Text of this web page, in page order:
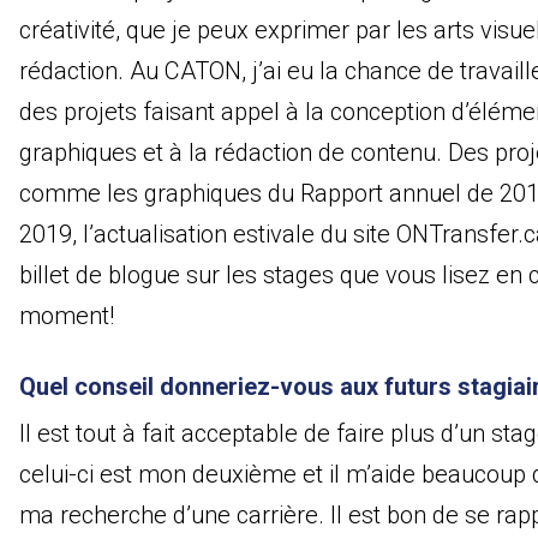
créativité, que je peux exprimer par les arts
rédaction. Au CATON, j’ai eu la chance de
des projets faisant appel à la conception
graphiques et à la rédaction de contenu. Des
comme les graphiques du Rapport annuel de
2019, l’actualisation estivale du site
billet de blogue sur les stages que vous lisez en
moment!
Quel conseil donneriez-vous aux futurs
Il est tout à fait acceptable de faire plus d’un
celui-ci est mon deuxième et il m’aide beaucoup
ma recherche d’une carrière. Il est bon de se